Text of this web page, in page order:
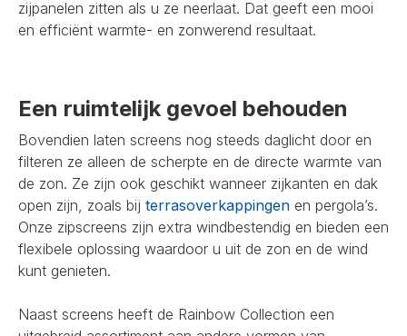
zijpanelen zitten als u ze neerlaat. Dat geeft een mooi
en efficiënt warmte- en zonwerend resultaat.
Een ruimtelijk gevoel behouden
Bovendien laten screens nog steeds daglicht door en
filteren ze alleen de scherpte en de directe warmte van
de zon. Ze zijn ook geschikt wanneer zijkanten en dak
open zijn, zoals bij terrasoverkappingen en pergola’s.
Onze zipscreens zijn extra windbestendig en bieden een
flexibele oplossing waardoor u uit de zon en de wind
kunt genieten.
Naast screens heeft de Rainbow Collection een